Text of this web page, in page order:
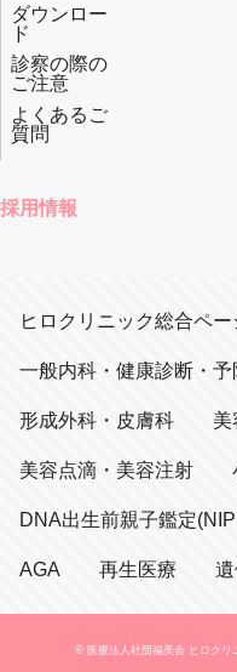
ダウンロー
ド
診察の際の
ご注意
よくあるご
質問
採用情報
ヒロクリニック総合ペー
一般内科・健康診断・予
形成外科・皮膚科 美
美容点滴・美容注射
DNA出生前親子鑑定
AGA 再生医療
© 医療法人社団福美会 ヒロクリ